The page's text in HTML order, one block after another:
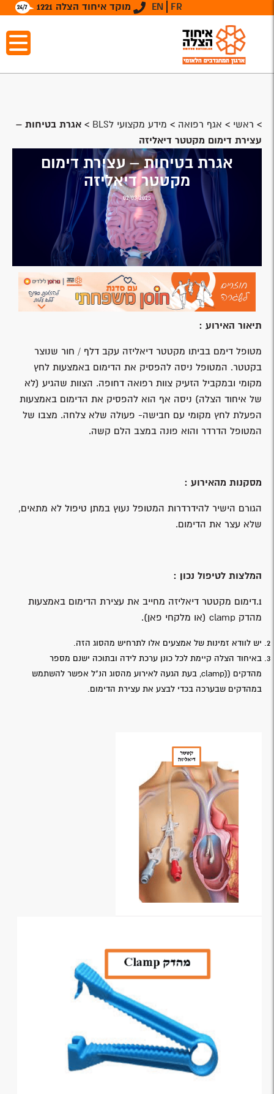
מוקד איחוד הצלה 1221 EN FR
> ראשי > אגף רפואה > מידע מקצועי לBLS > אגרת בטיחות –
עצירת דימום מקטטר דיאליזה
אגרת בטיחות – עצירת דימום
מקטטר דיאליזה
02/03/2025
תיאור האירוע :
מטופל דימם בביתו מקטטר דיאליזה עקב דלף / חור שנוצר
בקטטר. המטופל ניסה להפסיק את הדימום באמצעות לחץ
מקומי ובמקביל הזעיק צוות רפואה דחופה. הצוות שהגיע (לא
של איחוד הצלה) ניסה אף הוא להפסיק את הדימום באמצעות
הפעלת לחץ מקומי עם חבישה- פעולה שלא צלחה. מצבו של
המטופל הדרדר והוא פונה במצב הלם קשה.
מסקנות מהאירוע :
הגורם הישיר להידרדרות המטופל נעוץ במתן טיפול לא מתאים,
שלא עצר את הדימום.
המלצות לטיפול נכון :
1.דימום מקטטר דיאליזה מחייב את עצירת הדימום באמצעות
מהדק clamp (או מלקחי פאן).
יש לוודא זמינות של אמצעים אלו לתרחיש מהסוג הזה.
באיחוד הצלה קיימת לכל כונן ערכת לידה ובתוכה ישנם מספר
מהדקים ((clamp, בעת הגעה לאירוע מהסוג הנ"ל אפשר להשתמש
במהדקים שבערכה בכדי לבצע את עצירת הדימום.